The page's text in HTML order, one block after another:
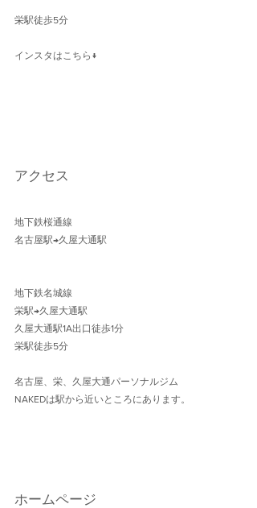
栄駅徒歩5分
インスタはこちら↓
アクセス
地下鉄桜通線
名古屋駅→久屋大通駅
地下鉄名城線
栄駅→久屋大通駅
久屋大通駅1A出口徒歩1分
栄駅徒歩5分
名古屋、栄、久屋大通パーソナルジム
NAKEDは駅から近いところにあります。
ホームページ